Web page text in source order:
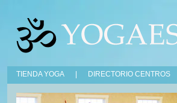
TIENDA YOGA DIRECTORIO CENTROS